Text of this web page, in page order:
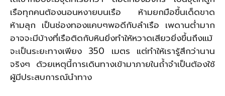
เรือทุกคนต้องนอนหงายบนเรือ ห้ามยกมือขึ้นเด็ดขาด
ห้ามลุก เป็นช่องทองแคบๆพอดีกับลำเรือ เพดานต่ำมาก
อาจจะมีบ้างที่เรือติดกับหินยิ่งทำให้หวาดเสียวยิ่งขึ้นถึงแม้
จะเป็นระยะทางเพียง 350 เมตร แต่ทำให้เรารู้สึกว่านาน
จริงๆ ด้วยเหตุนี้การเดินทางเข้ามาภายในถ้ำจำเป็นต้องใช้
ผู้มีประสบการณ์นำทาง